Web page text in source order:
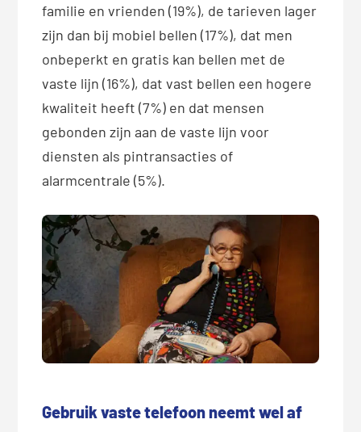
familie en vrienden (19%), de tarieven lager
zijn dan bij mobiel bellen (17%), dat men
onbeperkt en gratis kan bellen met de
vaste lijn (16%), dat vast bellen een hogere
kwaliteit heeft (7%) en dat mensen
gebonden zijn aan de vaste lijn voor
diensten als pintransacties of
alarmcentrale (5%).
Gebruik vaste telefoon neemt wel af